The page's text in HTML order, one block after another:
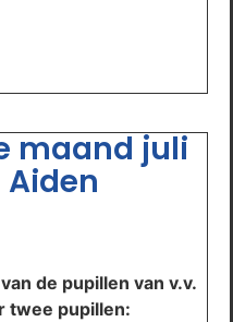
maand juli
Aiden
de pupillen van v.v.
twee pupillen: